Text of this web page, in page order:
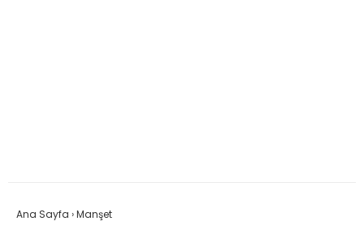
Ana Sayfa ›Manşet